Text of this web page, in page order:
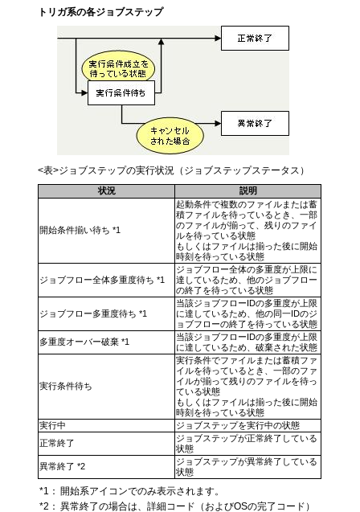
トリガ系の各ジョブステップ
<表>ジョブステップの実行状況（ジョブステップステータス）
状況 説明
開始条件揃い待ち *1
起動条件で複数のファイルまたは蓄
積ファイルを待っているとき、一部
のファイルが揃って、残りのファイ
ルを待っている状態
もしくはファイルは揃った後に開始
時刻を待っている状態
ジョブフロー全体多重度待ち *1
ジョブフロー全体の多重度が上限に
達しているため、他のジョブフロー
の終了を待っている状態
ジョブフロー多重度待ち *1
当該ジョブフローIDの多重度が上限
に達しているため、他の同一IDのジ
ョブフローの終了を待っている状態
多重度オーバー破棄 *1
当該ジョブフローIDの多重度が上限
に達しているため、破棄された状態
実行条件待ち
実行条件でファイルまたは蓄積ファ
イルを待っているとき、一部のファ
イルが揃って残りのファイルを待っ
ている状態
もしくはファイルは揃った後に開始
時刻を待っている状態
実行中
ジョブステップを実行中の状態
正常終了
ジョブステップが正常終了している
状態
異常終了 *2
ジョブステップが異常終了している
状態
*1： 開始系アイコンでのみ表示されます。
*2： 異常終了の場合は、詳細コード（およびOSの完了コード）